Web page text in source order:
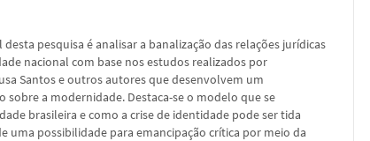
pesquisa é analisar a banalização das relações jurídicas
nacional com base nos estudos realizados por
Santos e outros autores que desenvolvem um
sobre a modernidade. Destaca-se o modelo que se
brasileira e como a crise de identidade pode ser tida
uma possibilidade para emancipação crítica por meio da